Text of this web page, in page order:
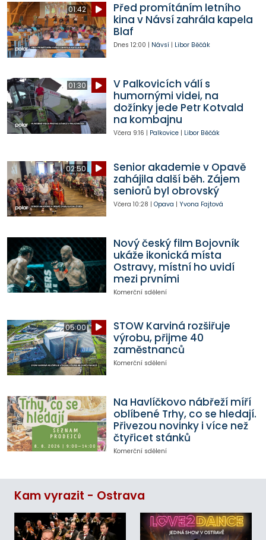
01:42
Před promítáním letního
kina v Návsí zahrála kapela
Blaf
Dnes 12:00 | Návsí| Libor Běčák
01:30
V Palkovicích válí s
humornými videi, na
dožínky jede Petr Kotvald
na kombajnu
Včera 9:16 | Palkovice| Libor Běčák
02:50
Senior akademie v Opavě
zahájila další běh. Zájem
seniorů byl obrovský
Včera 10:28 | Opava | Yvona Fajtová
Nový český film Bojovník
ukáže ikonická místa
Ostravy, místní ho uvidí
mezi prvními
Komerční sdělení
05:00
STOW Karviná rozšiřuje
výrobu, přijme 40
zaměstnanců
Komerční sdělení
Na Havlíčkovo nábřeží míří
oblíbené Trhy, co se hledají.
Přivezou novinky i více než
čtyřicet stánků
Komerční sdělení
Kam vyrazit - Ostrava